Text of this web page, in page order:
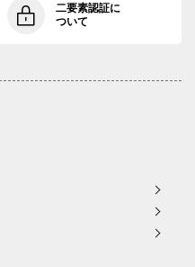
二要素認証に
ついて